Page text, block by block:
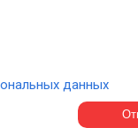
данных